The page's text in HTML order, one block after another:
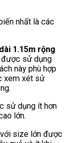
nhất là các
1.15m rộng
được sử dụng
này phù hợp
xem xét sử
sử dụng ít hơn
lớn.
size lớn được